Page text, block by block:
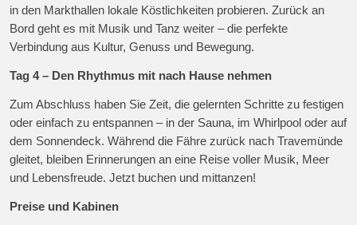
in den Markthallen lokale Köstlichkeiten probieren. Zurück an
Bord geht es mit Musik und Tanz weiter – die perfekte
Verbindung aus Kultur, Genuss und Bewegung.
Tag 4 – Den Rhythmus mit nach Hause nehmen
Zum Abschluss haben Sie Zeit, die gelernten Schritte zu festigen
oder einfach zu entspannen – in der Sauna, im Whirlpool oder auf
dem Sonnendeck. Während die Fähre zurück nach Travemünde
gleitet, bleiben Erinnerungen an eine Reise voller Musik, Meer
und Lebensfreude. Jetzt buchen und mittanzen!
Preise und Kabinen